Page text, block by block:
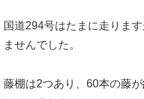
国道294号はたまに走りま
ませんでした。
藤棚は2つあり、60本の藤が